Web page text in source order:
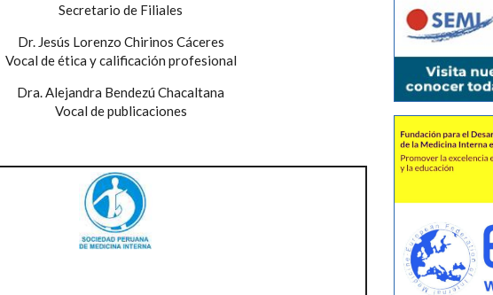
Secretario de Filiales
Dr. Jesús Lorenzo Chirinos Cáceres
Vocal de ética y calificación profesional
Dra. Alejandra Bendezú Chacaltana
Vocal de publicaciones